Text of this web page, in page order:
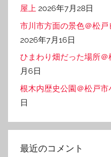
屋上 2026年7月28日
市川市方面の景色＠松
2026年7月16日
ひまわり畑だった場所＠
月6日
根木内歴史公園＠松戸市
日
最近のコメント